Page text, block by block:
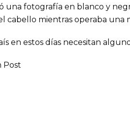
una fotografía en blanco y
cabello mientras operaba una
en estos días necesitan
Post